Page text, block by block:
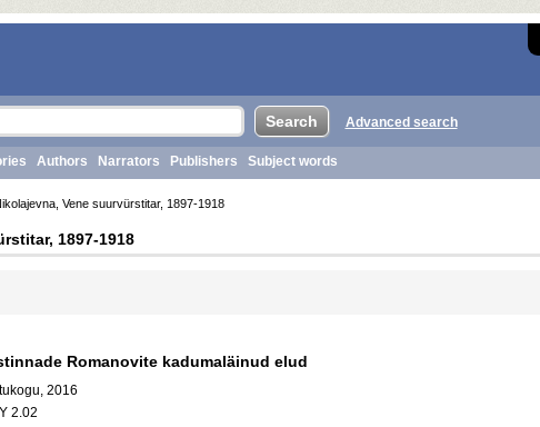
Advanced search
Authors Narrators Publishers Subject words
Vene suurvürstitar, 1897-1918
1897-1918
Romanovite kadumaläinud elud
2016
2.02